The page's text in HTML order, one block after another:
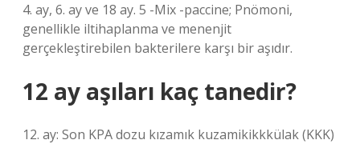
4. ay, 6. ay ve 18 ay. 5 -Mix -paccine; Pnömoni,
genellikle iltihaplanma ve menenjit
gerçekleştirebilen bakterilere karşı bir aşıdır.
12 ay aşıları kaç tanedir?
12. ay: Son KPA dozu kızamık kuzamikikkkülak (KKK)